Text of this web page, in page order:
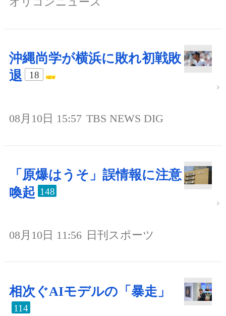
沖縄尚学が横浜に敗れ初戦敗
退
18
08月10日 15:57 TBS NEWS DIG
「原爆はうそ」誤情報に注意
喚起 148
08月10日 11:56 日刊スポーツ
相次ぐAIモデルの「暴走」
114